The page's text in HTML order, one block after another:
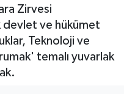
Zirvesi
devlet ve hükümet
Teknoloji ve
temalı yuvarlak